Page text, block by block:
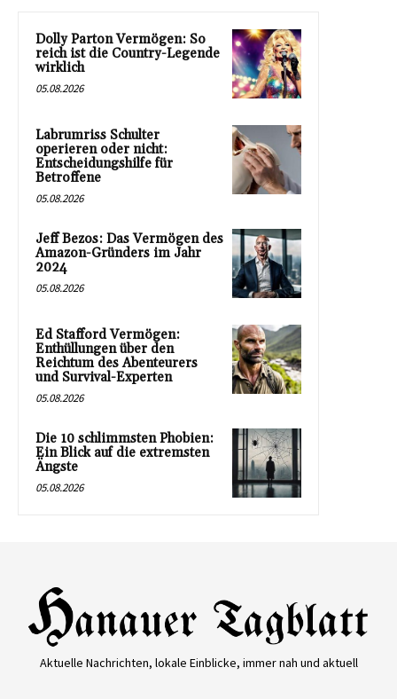
Dolly Parton Vermögen: So
reich ist die Country-Legende
wirklich
05.08.2026
Labrumriss Schulter
operieren oder nicht:
Entscheidungshilfe für
Betroffene
05.08.2026
Jeff Bezos: Das Vermögen des
Amazon-Gründers im Jahr
2024
05.08.2026
Ed Stafford Vermögen:
Enthüllungen über den
Reichtum des Abenteurers
und Survival-Experten
05.08.2026
Die 10 schlimmsten Phobien:
Ein Blick auf die extremsten
Ängste
05.08.2026
Aktuelle Nachrichten, lokale Einblicke, immer nah und aktuell